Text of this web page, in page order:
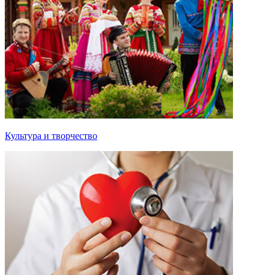
Культура и творчество